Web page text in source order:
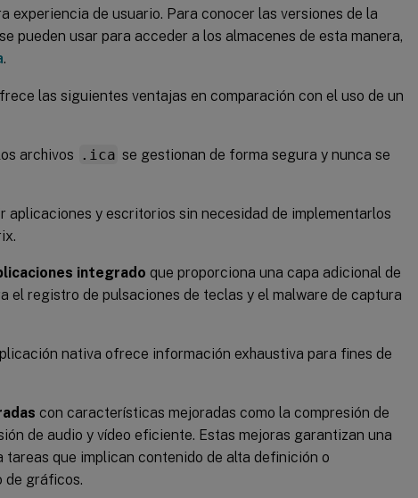
experiencia de usuario. Para conocer las versiones de la
pueden usar para acceder a los almacenes de esta manera,
.
las siguientes ventajas en comparación con el uso de un
archivos .ica se gestionan de forma segura y nunca se
aplicaciones y escritorios sin necesidad de implementarlos
integrado que proporciona una capa adicional de
el registro de pulsaciones de teclas y el malware de captura
nativa ofrece información exhaustiva para fines de
con características mejoradas como la compresión de
de audio y vídeo eficiente. Estas mejoras garantizan una
tareas que implican contenido de alta definición o
de gráficos.